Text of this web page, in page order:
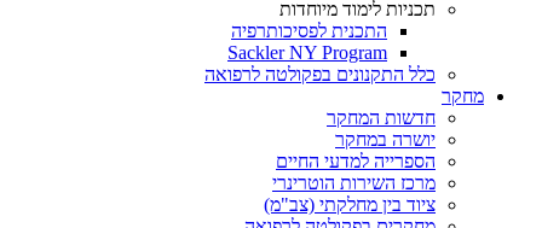
תכניות לימוד מיוחדות
התכנית לפסיכותרפיה
Sackler NY Program
כלל התקנונים בפקולטה לרפואה
מחקר
חדשות המחקר
יושרה במחקר
הספרייה למדעי החיים
מרכז השירות הוטרינרי
ציוד בין מחלקתי (צב"מ)